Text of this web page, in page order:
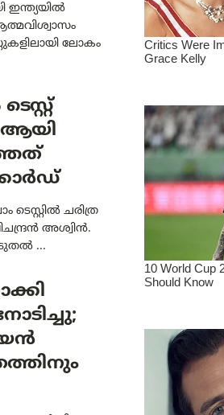
ഇന്ത്യയിൽ
ലോകം
ആയി
ടെസ്റ്റിൽ ചരിത്ര
അശ്വിൻ.
...